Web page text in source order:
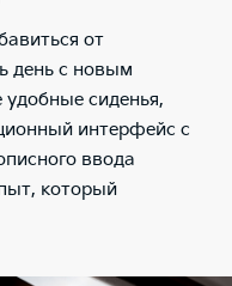
от
день с новым
сиденья,
интерфейс с
ввода
который